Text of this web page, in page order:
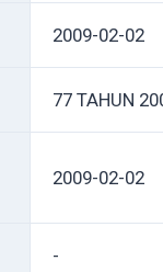
2009-02-02
77 TAHUN
2009-02-02
-